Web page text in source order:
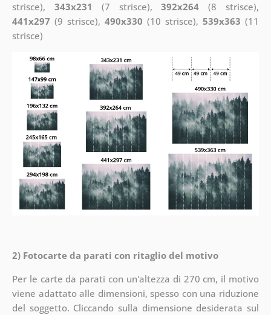
strisce), 343x231 (7 strisce),392x264 (8 strisce),
441x297 (9 strisce), 490x330 (10 strisce),539x363 (11
strisce)
2) Fotocarte da parati con ritaglio del motivo
Per le carte da parati con un'altezza di 270 cm, il motivo
viene adattato alle dimensioni, spesso con una riduzione
del soggetto. Cliccando sulla dimensione desiderata sul